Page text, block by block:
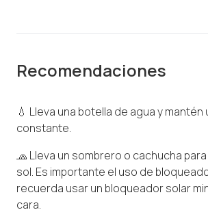
Recomendaciones
💧 Lleva una botella de agua y
constante.
🧢 Lleva un sombrero o cachucha
sol. Es importante el uso de
recuerda usar un bloqueador solar
cara.